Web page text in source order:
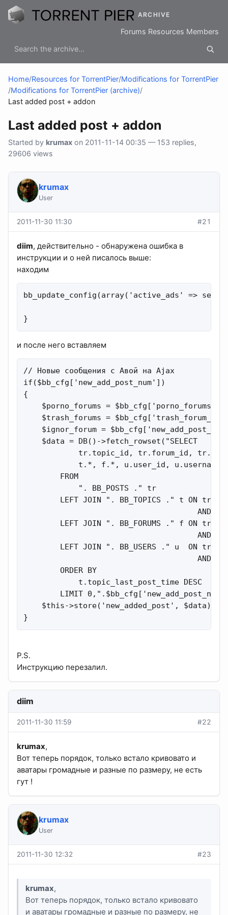
ARCHIVE
Forums Resources Members
Home/Resources for TorrentPier/Modifications for TorrentPier
/Modifications for TorrentPier (archive)/
Last added post + addon
Last added post + addon
Started by krumax on 2011-11-14 00:35 — 153 replies,
29606 views
krumax
User
2011-11-30 11:30 #21
diim, действительно - обнаружена ошибка в
инструкции и о ней писалось выше:
находим
bb_update_config(array('active_ads' =>
}
и после него вставляем
// Новые сообщения с Авой на Ajax
if($bb_cfg['new_add_post_num'])
{
$porno_forums = $bb_cfg['porno_forums']
$trash_forums =
$ignor_forum =
    $data = DB()->fetch_rowset("SELECT
tr.topic_id, tr.forum_id,
t.*, f.*, u.user_id,
        FROM
            ". BB_POSTS ." tr
LEFT JOIN ". BB_TOPICS ." t ON
AND
LEFT JOIN ". BB_FORUMS ." f ON
AND
LEFT JOIN ". BB_USERS ." u  ON
AND
        ORDER BY
            t.topic_last_post_time DESC
LIMIT
    $this->store('new_added_post', $data);
}
P.S.
Инструкцию перезалил.
diim
2011-11-30 11:59 #22
krumax,
Вот теперь порядок, только встало кривовато и
аватары громадные и разные по размеру, не есть
гут !
krumax
User
2011-11-30 12:32 #23
krumax,
Вот теперь порядок, только встало кривовато
и аватары громадные и разные по размеру, не